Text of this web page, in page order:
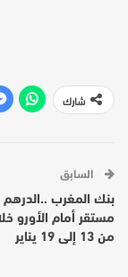
شارك
السابق
بنك المغرب
مستقر أمام الأورو
من 13 إلى 19 يناير